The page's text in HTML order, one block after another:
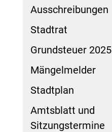
Ausschreibungen
Stadtrat
Grundsteuer 2025
Mängelmelder
Stadtplan
Amtsblatt und
Sitzungstermine